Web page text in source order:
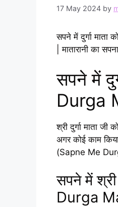
17 May 2024 by
सपने में दुर्गा
| मातारानी का
सपने में
Durga
श्री दुर्गा माता
अगर कोई काम
(Sapne Me
सपने में
Durga